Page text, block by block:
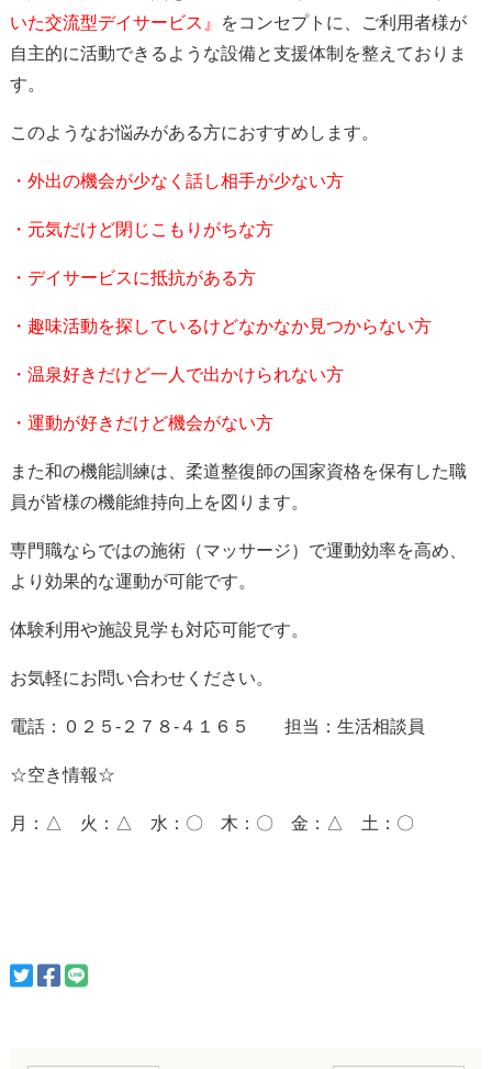
いた交流型デイサービス 』
をコンセプトに、ご利用者様が
自主的に活動できるような設備と支援体制を整えておりま
す。
このようなお悩みがある方におすすめします。
・外出の機会が少なく話し相手が少ない方
・元気だけど閉じこもりがちな方
・デイサービスに抵抗がある方
・趣味活動を探しているけどなかなか見つからない方
・温泉好きだけど一人で出かけられない方
・運動が好きだけど機会がない方
また和の機能訓練は、柔道整復師の国家資格を保有した職
員が皆様の機能維持向上を図ります。
専門職ならではの施術（マッサージ）で運動効率を高め、
より効果的な運動が可能です。
体験利用や施設見学も対応可能です。
お気軽にお問い合わせください。
電話：０２５-２７８-４１６５ 担当：生活相談員
☆空き情報☆
月：△ 火：△ 水：〇 木：〇 金：△ 土：〇